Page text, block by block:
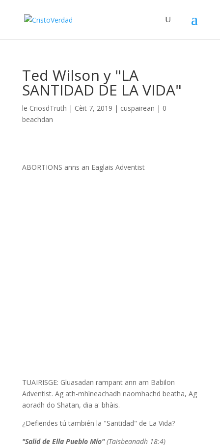
Ted Wilson y "LA
SANTIDAD DE LA VIDA"
le CriosdTruth | Cèit 7, 2019 | cuspairean | 0
beachdan
ABORTIONS anns an Eaglais Adventist
TUAIRISGE: Gluasadan rampant ann am Babilon
Adventist. Ag ath-mhìneachadh naomhachd beatha, Ag
aoradh do Shatan, dia a' bhàis.
¿Defiendes tú también la "Santidad" de La Vida?
"Salid de Ella Pueblo Mío"(Taisbeanadh 18:4)